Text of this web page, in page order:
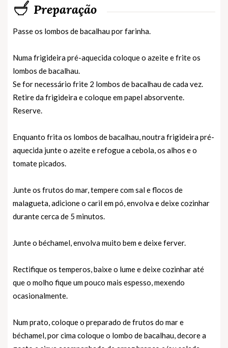
Preparação
Passe os lombos de bacalhau por farinha.
Numa frigideira pré-aquecida coloque o azeite e frite os
lombos de bacalhau.
Se for necessário frite 2 lombos de bacalhau de cada vez.
Retire da frigideira e coloque em papel absorvente.
Reserve.
Enquanto frita os lombos de bacalhau, noutra frigideira pré-
aquecida junte o azeite e refogue a cebola, os alhos e o
tomate picados.
Junte os frutos do mar, tempere com sal e flocos de
malagueta, adicione o caril em pó, envolva e deixe cozinhar
durante cerca de 5 minutos.
Junte o béchamel, envolva muito bem e deixe ferver.
Rectifique os temperos, baixe o lume e deixe cozinhar até
que o molho fique um pouco mais espesso, mexendo
ocasionalmente.
Num prato, coloque o preparado de frutos do mar e
béchamel, por cima coloque o lombo de bacalhau, decore a